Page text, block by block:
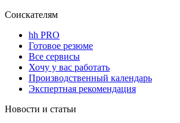
Соискателям
hh PRO
Готовое резюме
Все сервисы
Хочу у вас работать
Производственный календарь
Экспертная рекомендация
Новости и статьи